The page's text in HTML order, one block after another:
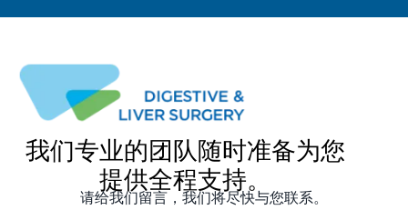
我们专业的团队随时准备为您
提供全程支持。
请给我们留言，我们将尽快与您联系。